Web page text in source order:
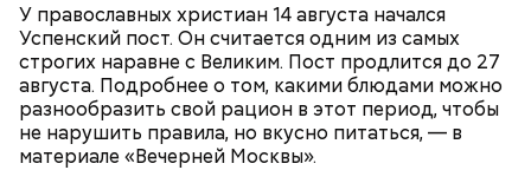
У православных христиан 14 августа начался
Успенский пост. Он считается одним из самых
строгих наравне с Великим. Пост продлится до 27
августа. Подробнее о том, какими блюдами можно
разнообразить свой рацион в этот период, чтобы
не нарушить правила, но вкусно питаться, — в
материале «Вечерней Москвы».